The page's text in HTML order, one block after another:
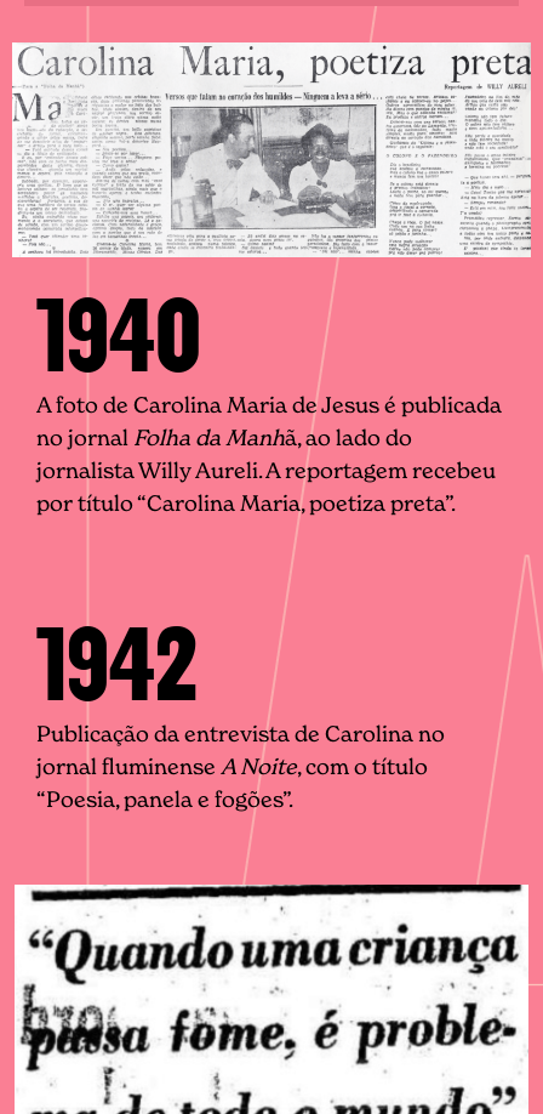
1940
A foto de Carolina Maria de Jesus é publicada
no jornal Folha da Manhã, ao lado do
jornalista Willy Aureli. A reportagem recebeu
por título “Carolina Maria, poetiza preta”.
1942
Publicação da entrevista de Carolina no
jornal fluminense A Noite, com o título
“Poesia, panela e fogões”.